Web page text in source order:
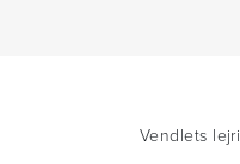
Vendlets